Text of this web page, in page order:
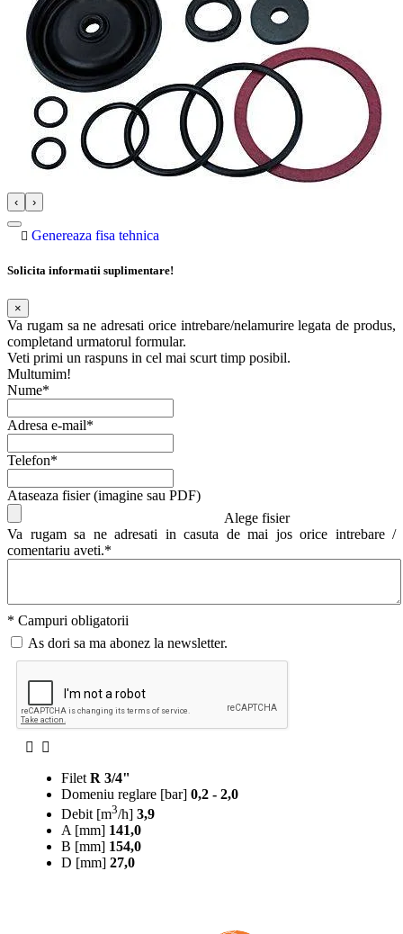
‹ ›
Genereaza fisa tehnica
Solicita informatii suplimentare!
×
Va rugam sa ne adresati orice intrebare/nelamurire legata de produs,
completand urmatorul formular.
Veti primi un raspuns in cel mai scurt timp posibil.
Multumim!
Nume*
Adresa e-mail*
Telefon*
Ataseaza fisier (imagine sau PDF)
Alege fisier
Va rugam sa ne adresati in casuta de mai jos orice intrebare /
comentariu aveti.*
* Campuri obligatorii
As dori sa ma abonez la newsletter.
Filet R 3/4"
Domeniu reglare [bar] 0,2 - 2,0
Debit [m3/h] 3,9
A [mm] 141,0
B [mm] 154,0
D [mm] 27,0